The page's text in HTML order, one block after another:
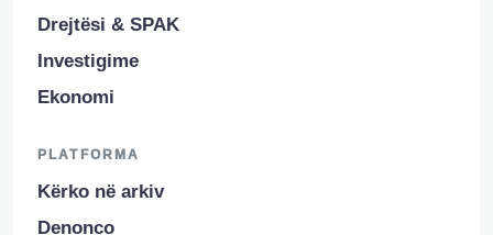
Drejtësi & SPAK
Investigime
Ekonomi
PLATFORMA
Kërko në arkiv
Denonco